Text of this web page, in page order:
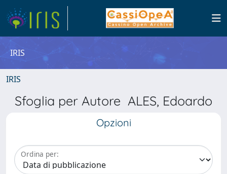
IRIS
IRIS
Sfoglia per Autore ALES, Edoardo
Opzioni
Ordina per: